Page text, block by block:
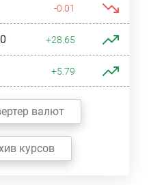
-0.01
+28.65
+5.79
валют
курсов